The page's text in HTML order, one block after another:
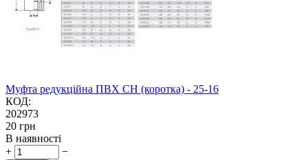
Муфта редукційна ПВХ CH (коротка) - 25-16
КОД:
202973
‍20‍ грн
В наявності
+
−